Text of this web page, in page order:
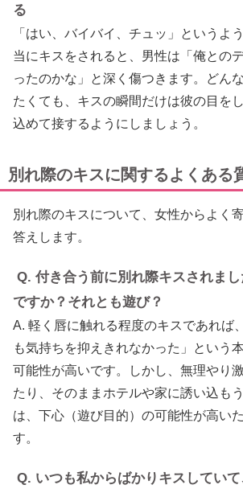
る
「はい、バイバイ、チュッ」というよ
当にキスをされると、男性は「俺との
ったのかな」と深く傷つきます。どん
たくても、キスの瞬間だけは彼の目を
込めて接するようにしましょう。
別れ際のキスに関するよくある
別れ際のキスについて、女性からよく
答えします。
Q. 付き合う前に別れ際キスされま
ですか？それとも遊び？
A. 軽く唇に触れる程度のキスであれば
も気持ちを抑えきれなかった」という
可能性が高いです。しかし、無理やり
たり、そのままホテルや家に誘い込も
は、下心（遊び目的）の可能性が高い
す。
Q. いつも私からばかりキスしていて